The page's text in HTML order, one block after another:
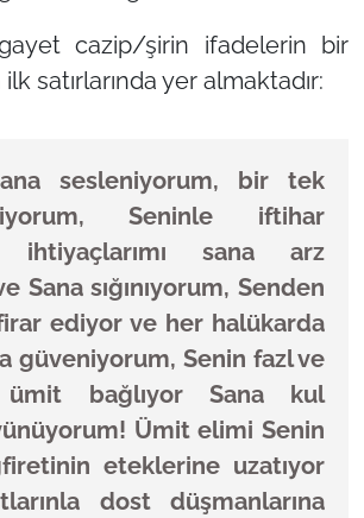
cazip/şirin ifadelerin bir
satırlarında yer almaktadır:
sesleniyorum, bir tek
Seninle iftihar
ihtiyaçlarımı sana arz
Sana sığınıyorum, Senden
ediyor ve her halükarda
güveniyorum, Senin fazl ve
ümit bağlıyor Sana kul
Ümit elimi Senin
eteklerine uzatıyor
dost düşmanlarına